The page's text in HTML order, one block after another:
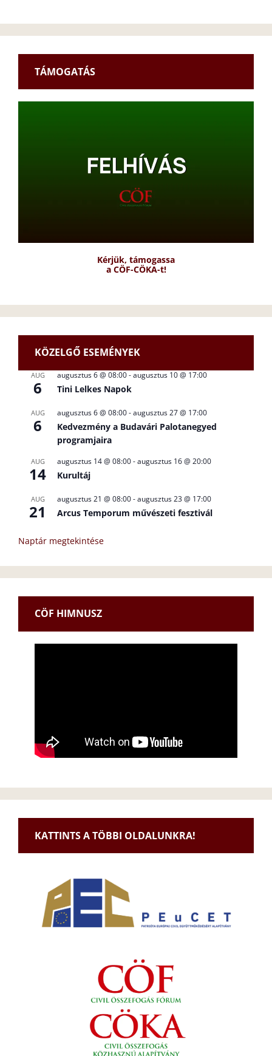
TÁMOGATÁS
Kérjük, támogassa
a CÖF-CÖKA-t!
KÖZELGŐ ESEMÉNYEK
AUG
6
augusztus 6 @ 08:00-augusztus 10 @ 17:00
Tini Lelkes Napok
AUG
6
augusztus 6 @ 08:00-augusztus 27 @ 17:00
Kedvezmény a Budavári Palotanegyed
programjaira
AUG
14
augusztus 14 @ 08:00-augusztus 16 @ 20:00
Kurultáj
AUG
21
augusztus 21 @ 08:00-augusztus 23 @ 17:00
Arcus Temporum művészeti fesztivál
Naptár megtekintése
CÖF HIMNUSZ
KATTINTS A TÖBBI OLDALUNKRA!